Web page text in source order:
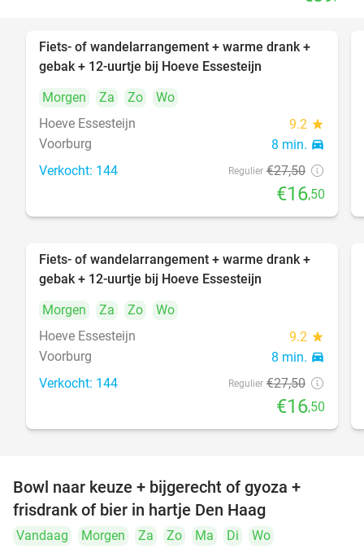
40%
Fiets- of wandelarrangement + warme drank +
gebak + 12-uurtje bij Hoeve Essesteijn
Morgen
Za Zo
Wo
Hoeve Essesteijn
9.2 star
Voorburg 8 min. directions_car
Verkocht: 144 Regulier €27,50
€16,50
40%
Fiets- of wandelarrangement + warme drank +
gebak + 12-uurtje bij Hoeve Essesteijn
Morgen
Za Zo
Wo
Hoeve Essesteijn
9.2 star
Voorburg 8 min. directions_car
Verkocht: 144 Regulier €27,50
€16,50
Bowl naar keuze + bijgerecht of gyoza +
frisdrank of bier in hartje Den Haag
Vandaag Morgen Za Zo Ma Di
Wo